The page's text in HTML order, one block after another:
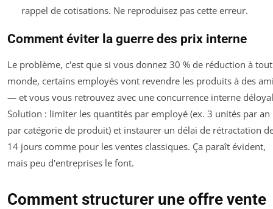
rappel de cotisations. Ne reproduisez pas cette erreur.
Comment éviter la guerre des prix interne
Le problème, c'est que si vous donnez 30 % de réduction à
monde, certains employés vont revendre les produits à des
— et vous vous retrouvez avec une concurrence interne
Solution : limiter les quantités par employé (ex. 3 unités par an
par catégorie de produit) et instaurer un délai de rétractation
14 jours comme pour les ventes classiques. Ça paraît évident,
mais peu d'entreprises le font.
Comment structurer une offre vente